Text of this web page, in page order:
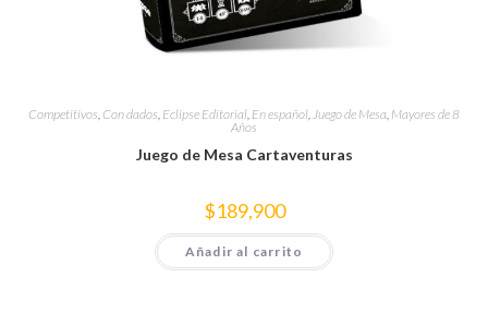
Competitivos Con dados Eclipse Editorial En español Juego de Mesa Mayores de 8
Años
Juego de Mesa Cartaventuras
$189,900
Añadir al carrito